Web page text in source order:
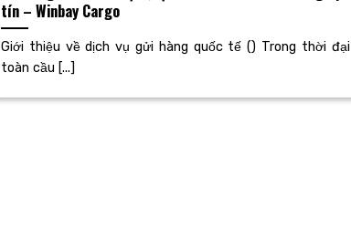
tín – Winbay Cargo
Giới thiệu về dịch vụ gửi hàng quốc tế () Trong thời đại
toàn cầu [...]